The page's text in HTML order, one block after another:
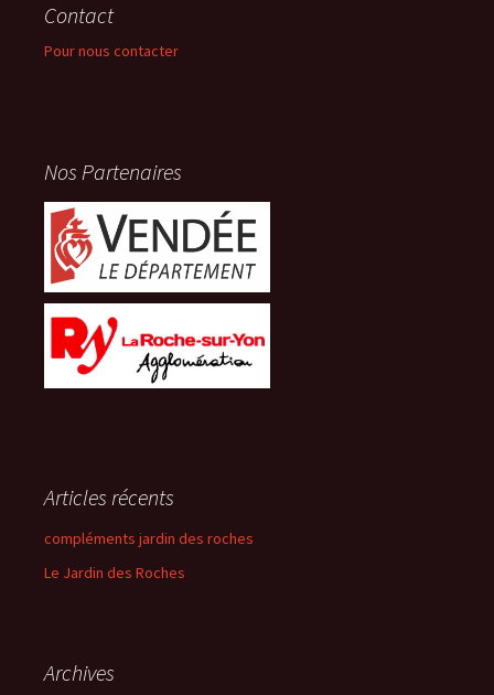
Contact
Pour nous contacter
Nos Partenaires
Articles récents
compléments jardin des roches
Le Jardin des Roches
Archives